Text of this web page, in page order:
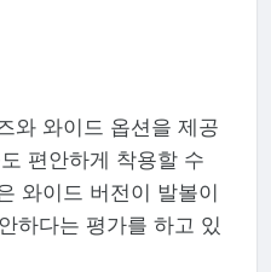
와 와이드 옵션을 제공
편안하게 착용할 수
와이드 버전이 발볼이
하다는 평가를 하고 있